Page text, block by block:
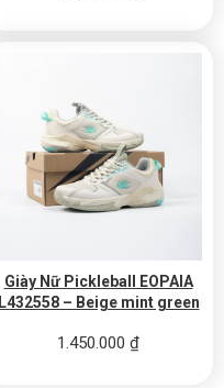
Giày Nữ Pickleball EOPAIA
L432558 – Beige mint green
1.450.000 ₫